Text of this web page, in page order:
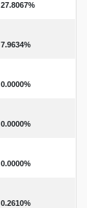
27.8067%
7.9634%
0.0000%
0.0000%
0.0000%
0.2610%